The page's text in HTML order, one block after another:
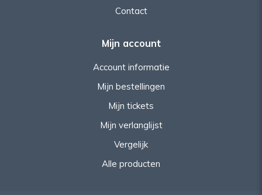
Contact
Mijn account
Account informatie
Mijn bestellingen
Mijn tickets
Mijn verlanglijst
Vergelijk
Alle producten